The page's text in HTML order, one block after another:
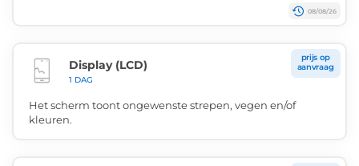
08/08/26
Display (LCD)
1 DAG
prijs op
aanvraag
Het scherm toont ongewenste strepen, vegen en/of
kleuren.